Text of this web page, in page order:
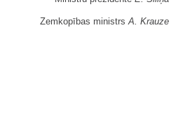
Zemkopības ministrs A. Krauze